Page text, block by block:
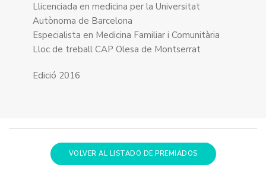
Llicenciada en medicina per la Universitat
Autònoma de Barcelona
Especialista en Medicina Familiar i Comunitària
Lloc de treball CAP Olesa de Montserrat
Edició 2016
VOLVER AL LISTADO DE PREMIADOS